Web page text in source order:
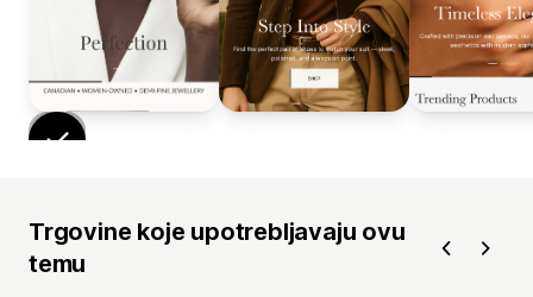
Trgovine koje upotrebljavaju ovu
temu